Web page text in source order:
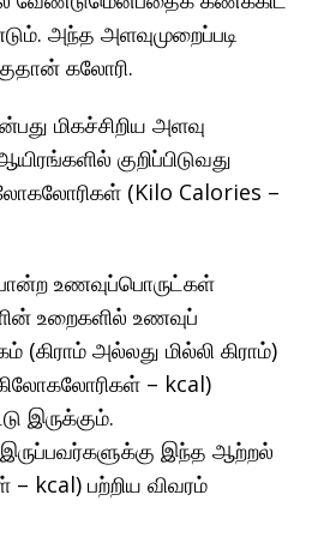
அந்த அளவுமுறைப்படி
கலோரி.
மிகச்சிறிய அளவு
குறிப்பிடுவது
(Kilo Calories –
உணவுப்பொருட்கள்
உறைகளில் உணவுப்
அல்லது மில்லி கிராம்)
– kcal)
இருக்கும்.
இந்த ஆற்றல்
kcal) பற்றிய விவரம்